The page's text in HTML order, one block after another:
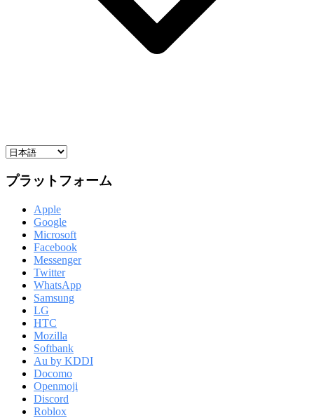
プラットフォーム
Apple
Google
Microsoft
Facebook
Messenger
Twitter
WhatsApp
Samsung
LG
HTC
Mozilla
Softbank
Au by KDDI
Docomo
Openmoji
Discord
Roblox